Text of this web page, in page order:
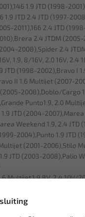
1.9 JTD (1998-
1.9 JTD 2.4 JTD (1997-
2011),166 2.4 JTD
2.4 JTDM
2008),Spider 2.4
1.9, 8/16V, 2.0 16V,
JTD (1998-2002),Bravo I
II 1.6 Multijet (2007-
2008),Doblo/Cargo
Punto1.9, 2.0
JTD (2004-2007),Marea
Weekend 1.9, 2.4 JTD
2004),Punto 1.9 JTD
Multijet (2001-2006),Stilo
JTD (2003-2008),Palio
Multijet,1.9 8V, 2.4 10V/
(1998-2002),Lybra 1.9 JTD
1.6 Multijet